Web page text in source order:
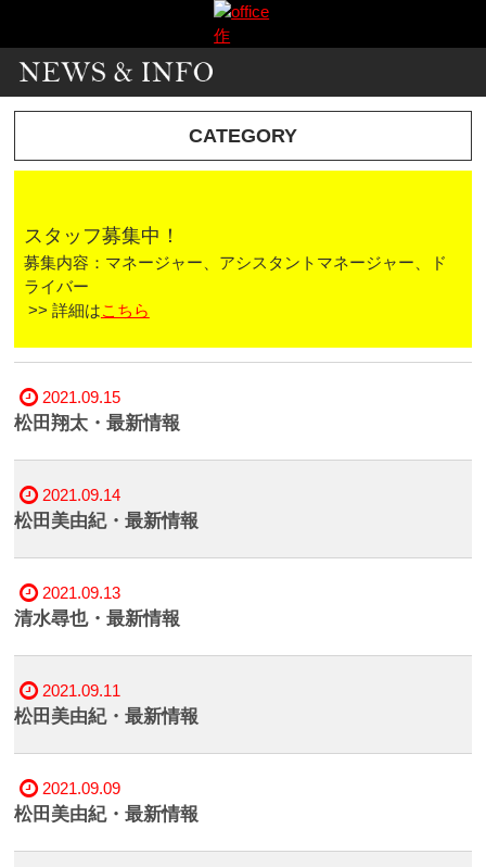
CATEGORY
スタッフ募集中！
募集内容：マネージャー、アシスタントマネージャー、ド
ライバー
>> 詳細はこちら
2021.09.15
松田翔太・最新情報
2021.09.14
松田美由紀・最新情報
2021.09.13
清水尋也・最新情報
2021.09.11
松田美由紀・最新情報
2021.09.09
松田美由紀・最新情報